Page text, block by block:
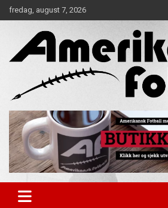
Skip
to
fredag, august 7, 2026
Amerikansk Fotball